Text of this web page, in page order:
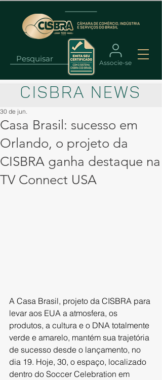
Associe-se
CISBRA NEWS
Casa Brasil: sucesso em
Orlando, o projeto da
CISBRA ganha destaque na
TV Connect USA
30 de jun.
A Casa Brasil, projeto da CISBRA para
levar aos EUA a atmosfera, os
produtos, a cultura e o DNA totalmente
verde e amarelo, mantém sua trajetória
de sucesso desde o lançamento, no
dia 19. Hoje, 30, o espaço, localizado
dentro do Soccer Celebration em